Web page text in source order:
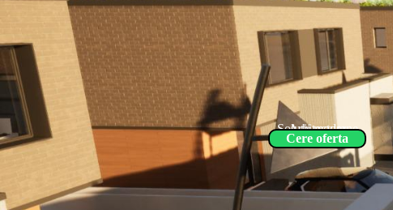
Arhitectura
Solutii moderne
Cere oferta